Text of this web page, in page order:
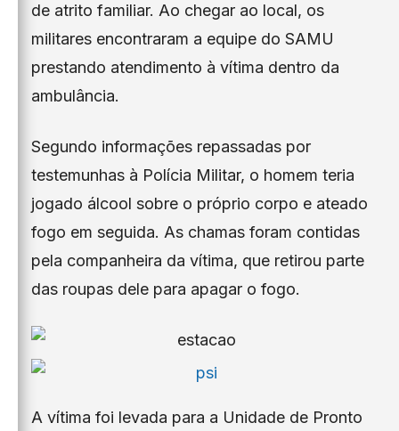
de atrito familiar. Ao chegar ao local, os
militares encontraram a equipe do SAMU
prestando atendimento à vítima dentro da
ambulância.
Segundo informações repassadas por
testemunhas à Polícia Militar, o homem teria
jogado álcool sobre o próprio corpo e ateado
fogo em seguida. As chamas foram contidas
pela companheira da vítima, que retirou parte
das roupas dele para apagar o fogo.
A vítima foi levada para a Unidade de Pronto